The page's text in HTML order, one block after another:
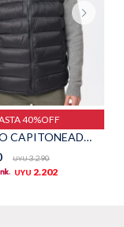
40%OFF
CHALECO CAPITONEADO - Negro
UYU 3.290
UYU 2.202